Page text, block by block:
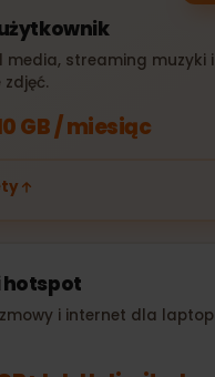
media, streaming muzyki i
GB / miesiąc
hotspot
i internet dla